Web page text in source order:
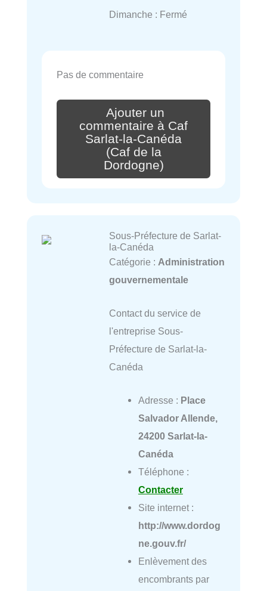
Dimanche : Fermé
Pas de commentaire
Ajouter un
commentaire à Caf
Sarlat-la-Canéda
(Caf de la
Dordogne)
Sous-Préfecture de Sarlat-
la-Canéda
Catégorie : Administration
gouvernementale
Contact du service de
l'entreprise Sous-
Préfecture de Sarlat-la-
Canéda
Adresse : Place
Salvador Allende,
24200 Sarlat-la-
Canéda
Téléphone :
Contacter
Site internet :
http://www.dordog
ne.gouv.fr/
Enlèvement des
encombrants par